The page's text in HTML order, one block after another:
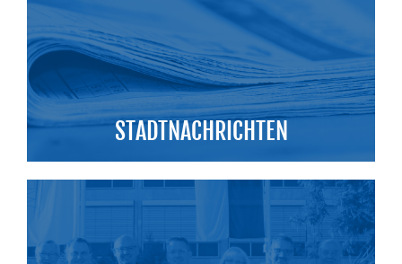
STADTNACHRICHTEN